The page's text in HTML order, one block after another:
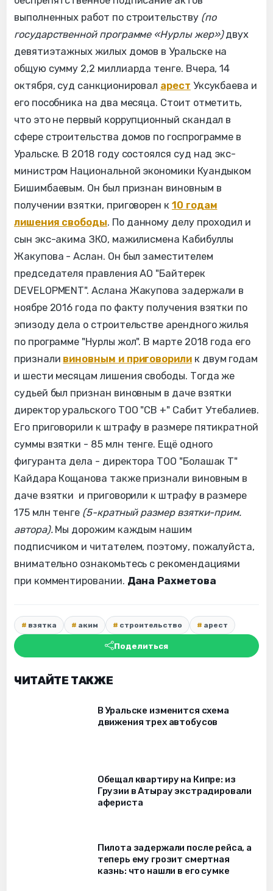
выполненных работ по строительству(по
государственной программе «Нурлы жер»)двух
девятиэтажных жилых домов в Уральске на
общую сумму 2,2 миллиарда тенге. Вчера, 14
октября, суд санкционировал арест Уксукбаева и
его пособника на два месяца. Стоит отметить,
что это не первый коррупционный скандал в
сфере строительства домов по госпрограмме в
Уральске. В 2018 году состоялся суд над экс-
министром Национальной экономики Куандыком
Бишимбаевым. Он был признан виновным в
получении взятки, приговорен к 10 годам
лишения свободы. По данному делу проходил и
сын экс-акима ЗКО, мажилисмена Кабибуллы
Жакупова - Аслан. Он был заместителем
председателя правления АО "Байтерек
DEVELOPMENT". Аслана Жакупова задержали в
ноябре 2016 года по факту получения взятки по
эпизоду дела о строительстве арендного жилья
по программе "Нурлы жол". В марте 2018 года его
признали виновным и приговорилик двум годам
и шести месяцам лишения свободы. Тогда же
судьей был признан виновным в даче взятки
директор уральского ТОО "СВ +" Сабит Утебалиев.
Его приговорили к штрафу в размере пятикратной
суммы взятки - 85 млн тенге. Ещё одного
фигуранта дела - директора ТОО "Болашак Т"
Кайдара Кощанова также признали виновным в
даче взятки и приговорили к штрафу в размере
175 млн тенге (5-кратный размер взятки-прим.
автора).Мы дорожим каждым нашим
подписчиком и читателем, поэтому, пожалуйста,
внимательно ознакомьтесь с рекомендациями
при комментировании. Дана Рахметова
взятка аким строительство арест
Поделиться
ЧИТАЙТЕ ТАКЖЕ
В Уральске изменится схема
движения трех автобусов
Обещал квартиру на Кипре: из
Грузии в Атырау экстрадировали
афериста
Пилота задержали после рейса, а
теперь ему грозит смертная
казнь: что нашли в его сумке